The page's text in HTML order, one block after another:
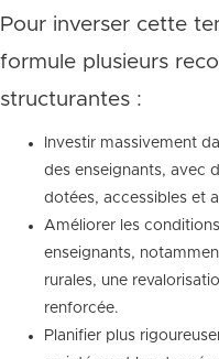
Pour inverser cette
formule plusieurs
structurantes :
Investir massivement
des enseignants, avec
dotées, accessibles et
Améliorer les
enseignants,
rurales, une
renforcée.
Planifier plus